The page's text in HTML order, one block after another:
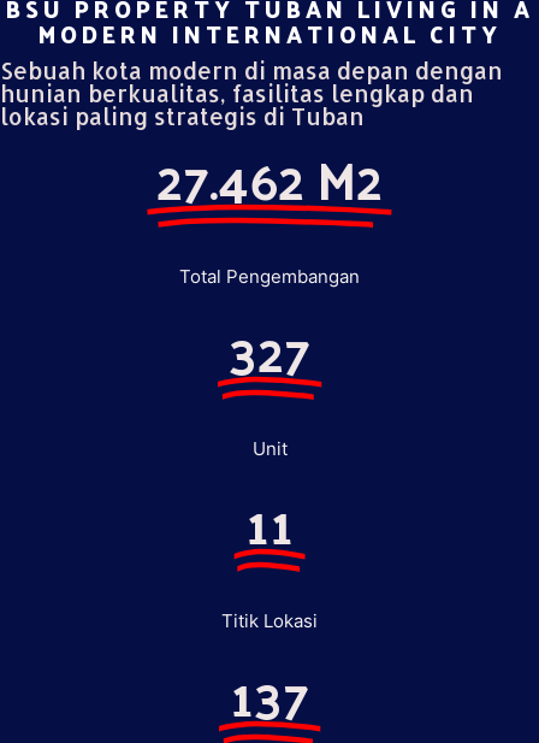
BSU PROPERTY TUBAN LIVING IN A
MODERN INTERNATIONAL CITY​
Sebuah kota modern di masa depan dengan
hunian berkualitas, fasilitas lengkap dan
lokasi paling strategis di Tuban
27.462 M2
Total Pengembangan
327
Unit
11
Titik Lokasi
137